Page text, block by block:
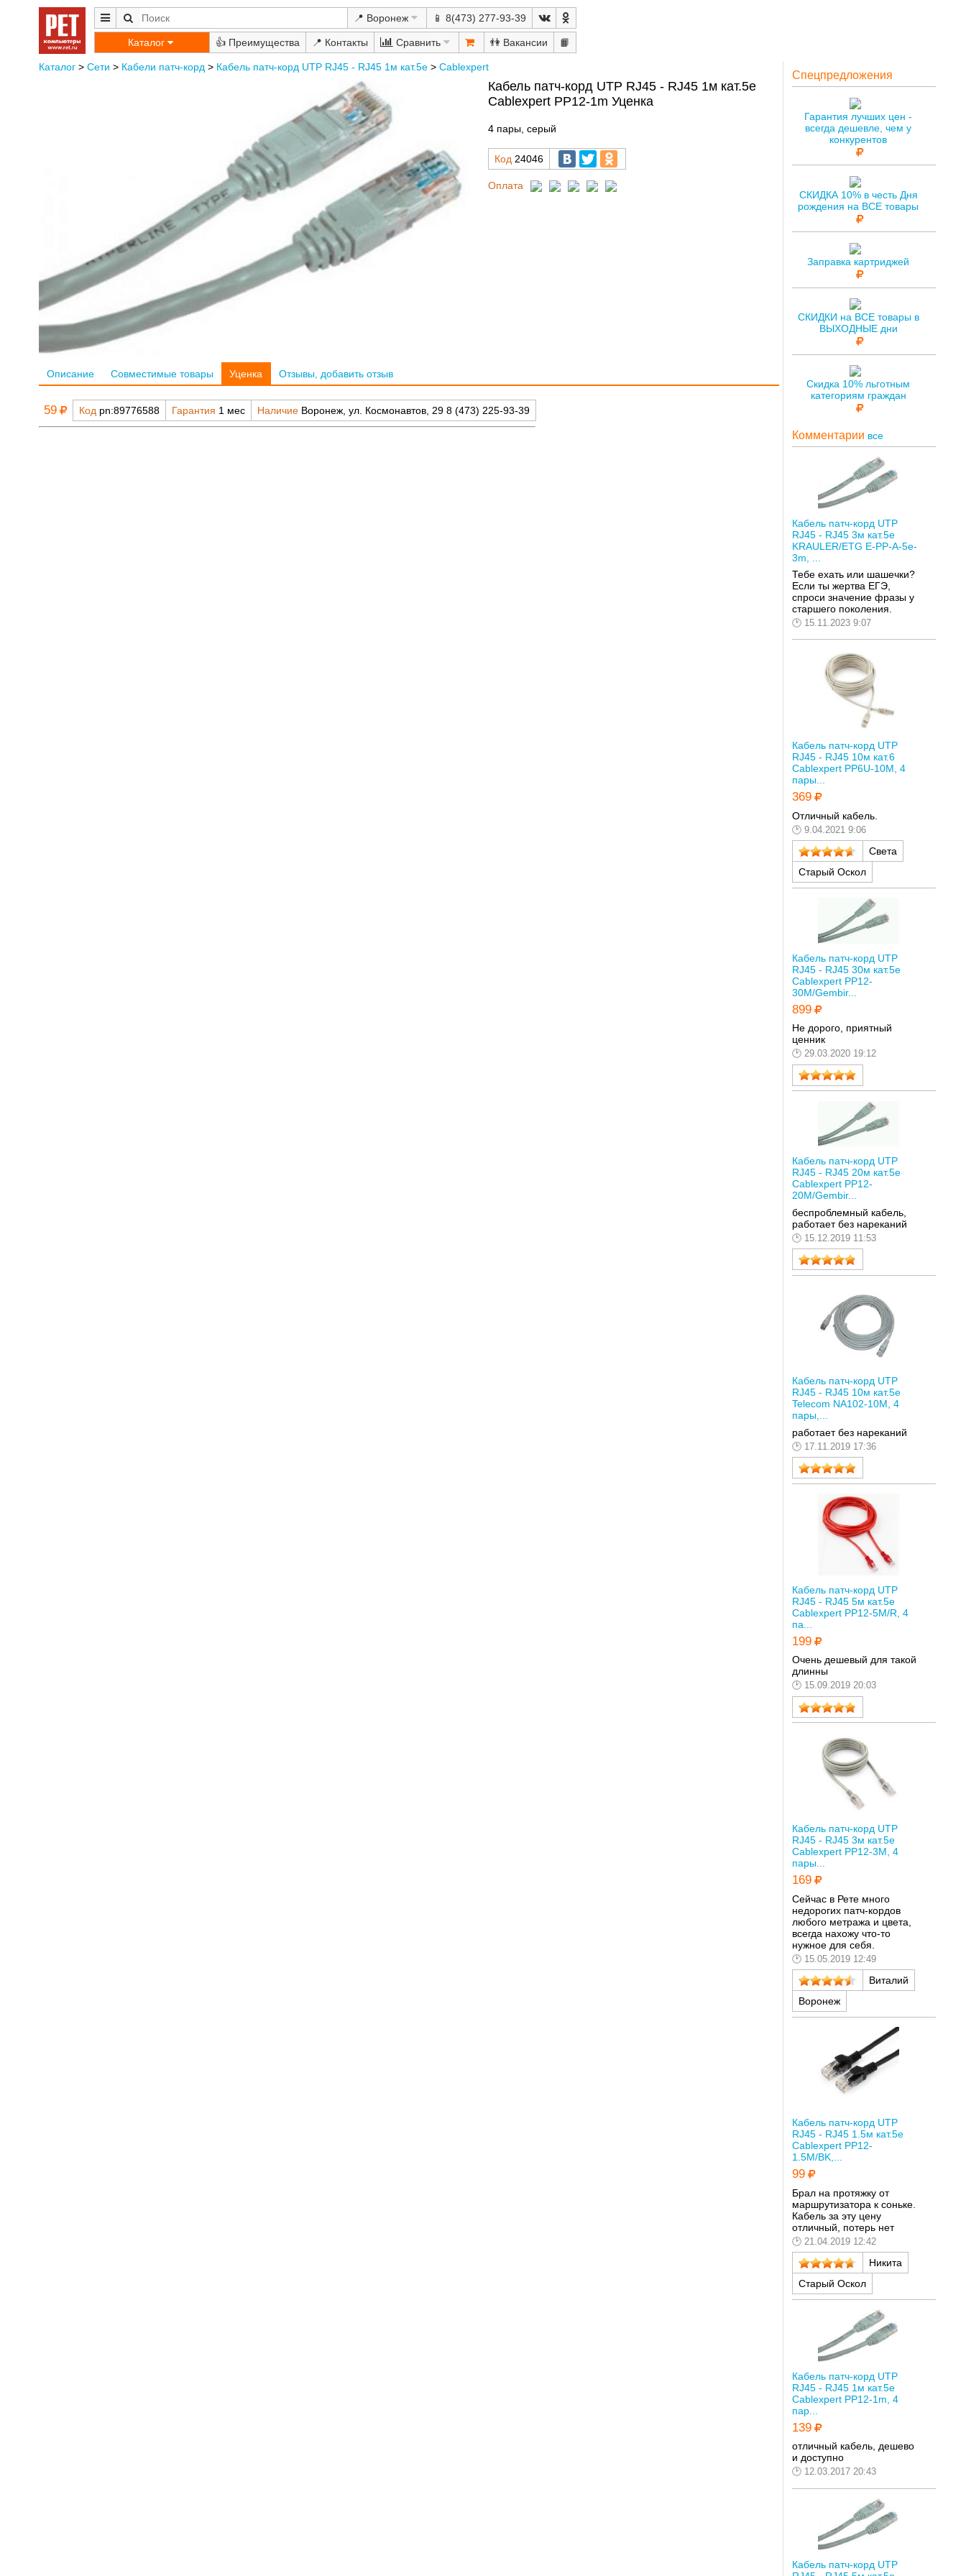
📍 Воронеж 📱 8(473) 277-93-39
Каталог 👍 📍 Сравнить 👫 📙
Каталог> Сети > Кабели патч-корд > Кабель патч-корд UTP RJ45 - RJ45 1м кат.5е> Cablexpert
Кабель патч-корд UTP RJ45 - RJ45 1м кат.5е
Cablexpert PP12-1m Уценка
4 пары, серый
Код 24046
Оплата
Описание Совместимые товары Уценка Отзывы, добавить отзыв
59 Код pn:89776588 Гарантия 1 мес НаличиеВоронеж, ул. Космонавтов, 29 8 (473) 225-93-39
Спецпредложения
Гарантия лучших цен -
всегда дешевле, чем у
конкурентов
СКИДКА 10% в честь Дня
рождения на ВСЕ товары
Заправка картриджей
СКИДКИ на ВСЕ товары в
ВЫХОДНЫЕ дни
Скидка 10% льготным
категориям граждан
Комментарии все
Кабель патч-корд UTP
RJ45 - RJ45 3м кат.5е
KRAULER/ETG E-PP-A-5e-
3m, ...
Тебе ехать или шашечки?
Если ты жертва ЕГЭ,
спроси значение фразы у
старшего поколения.
15.11.2023 9:07
Кабель патч-корд UTP
RJ45 - RJ45 10м кат.6
Cablexpert PP6U-10M, 4
пары...
369
Отличный кабель.
9.04.2021 9:06
Света
Старый Оскол
Кабель патч-корд UTP
RJ45 - RJ45 30м кат.5е
Cablexpert PP12-
30M/Gembir...
899
Не дорого, приятный
ценник
29.03.2020 19:12
Кабель патч-корд UTP
RJ45 - RJ45 20м кат.5е
Cablexpert PP12-
20M/Gembir...
беспроблемный кабель,
работает без нареканий
15.12.2019 11:53
Кабель патч-корд UTP
RJ45 - RJ45 10м кат.5е
Telecom NA102-10M, 4
пары,...
работает без нареканий
17.11.2019 17:36
Кабель патч-корд UTP
RJ45 - RJ45 5м кат.5е
Cablexpert PP12-5M/R, 4
па...
199
Очень дешевый для такой
длинны
15.09.2019 20:03
Кабель патч-корд UTP
RJ45 - RJ45 3м кат.5е
Cablexpert PP12-3M, 4
пары...
169
Сейчас в Рете много
недорогих патч-кордов
любого метража и цвета,
всегда нахожу что-то
нужное для себя.
15.05.2019 12:49
Виталий
Воронеж
Кабель патч-корд UTP
RJ45 - RJ45 1.5м кат.5е
Cablexpert PP12-
1.5M/BK,...
99
Брал на протяжку от
маршрутизатора к соньке.
Кабель за эту цену
отличный, потерь нет
21.04.2019 12:42
Никита
Старый Оскол
Кабель патч-корд UTP
RJ45 - RJ45 1м кат.5е
Cablexpert PP12-1m, 4
пар...
139
отличный кабель, дешево
и доступно
12.03.2017 20:43
Кабель патч-корд UTP